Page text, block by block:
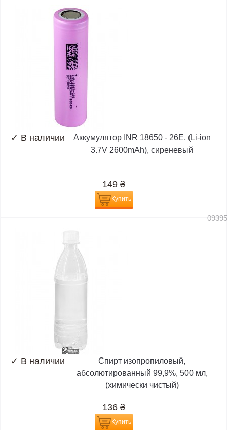
✓ В наличии
Аккумулятор INR 18650 - 26E, (Li-ion
3.7V 2600mAh), сиреневый
149 ₴
Купить
✓ В наличии
Спирт изопропиловый,
абсолютированный 99,9%, 500 мл,
(химически чистый)
136 ₴
Купить